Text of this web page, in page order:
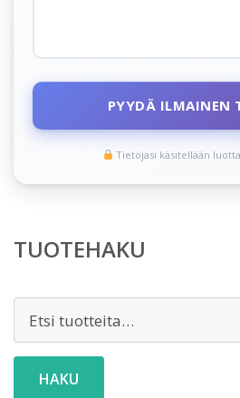
PYYDÄ ILMAINEN
Tietojasi käsitellään
TUOTEHAKU
HAKU